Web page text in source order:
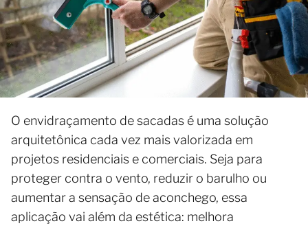
O envidraçamento de sacadas é uma solução
arquitetônica cada vez mais valorizada em
projetos residenciais e comerciais. Seja para
proteger contra o vento, reduzir o barulho ou
aumentar a sensação de aconchego, essa
aplicação vai além da estética: melhora